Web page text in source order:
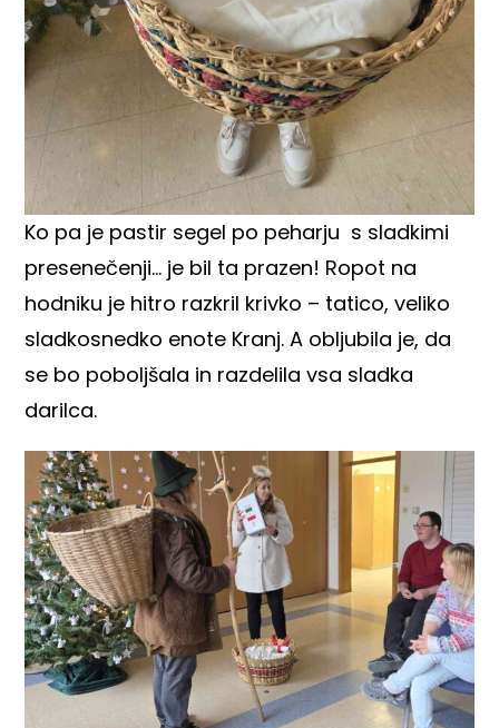
Ko pa je pastir segel po peharju s sladkimi
presenečenji… je bil ta prazen! Ropot na
hodniku je hitro razkril krivko – tatico, veliko
sladkosnedko enote Kranj. A obljubila je, da
se bo poboljšala in razdelila vsa sladka
darilca.